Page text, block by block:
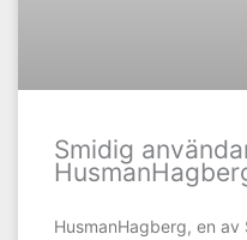
Smidig
HusmanHagberg, en